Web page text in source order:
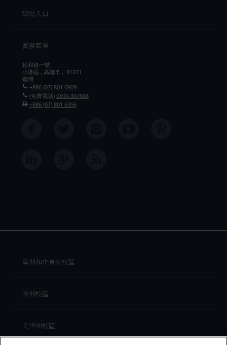
網站入口
高餐藍帶
松和路一號
小港區 , 高雄市 , 81271
臺灣
+886 (07) 801 0909
(免費電話) 0800-307688
+886 (07) 801 6356
歐洲和中東的校區
美洲校區
大洋洲校區